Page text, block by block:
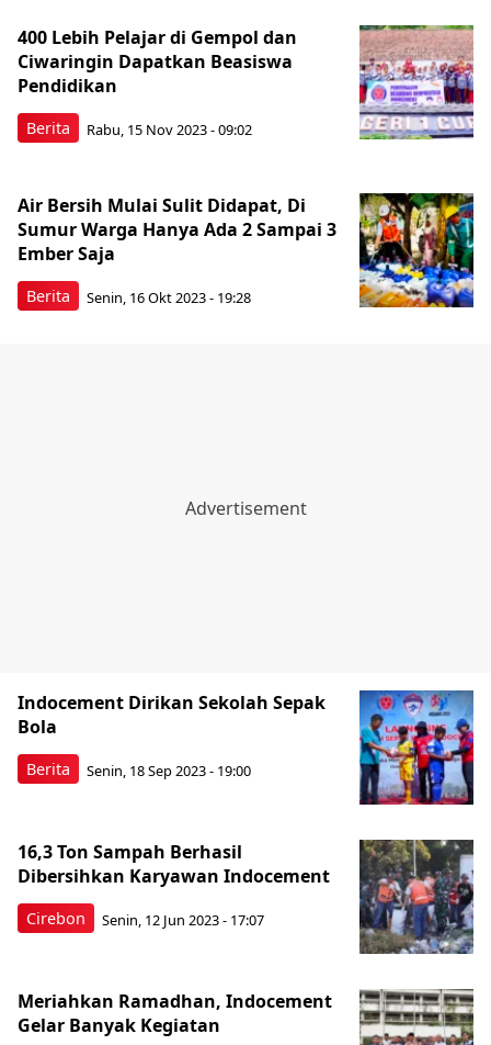
Berita
400 Lebih Pelajar di Gempol dan
Ciwaringin Dapatkan Beasiswa
Pendidikan
Rabu, 15 Nov 2023 - 09:02
Berita
Air Bersih Mulai Sulit Didapat, Di
Sumur Warga Hanya Ada 2 Sampai 3
Ember Saja
Senin, 16 Okt 2023 - 19:28
Berita
Indocement Dirikan Sekolah Sepak
Bola
Senin, 18 Sep 2023 - 19:00
Cirebon
16,3 Ton Sampah Berhasil
Dibersihkan Karyawan Indocement
Senin, 12 Jun 2023 - 17:07
Meriahkan Ramadhan, Indocement
Gelar Banyak Kegiatan